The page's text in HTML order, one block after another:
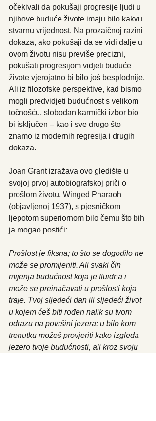
očekivali da pokušaji progresije ljudi u
njihove buduće živote imaju bilo kakvu
stvarnu vrijednost. Na prozaičnoj razini
dokaza, ako pokušaji da se vidi dalje u
ovom životu nisu previše precizni,
pokušati progresijom vidjeti buduće
živote vjerojatno bi bilo još besplodnije.
Ali iz filozofske perspektive, kad bismo
mogli predvidjeti budućnost s velikom
točnošću, slobodan karmički izbor bio
bi isključen – kao i sve drugo što
znamo iz modernih regresija i drugih
dokaza.
Joan Grant izražava ovo gledište u
svojoj prvoj autobiografskoj priči o
prošlom životu, Winged Pharaoh
(objavljenoj 1937), s pjesničkom
ljepotom superiornom bilo čemu što bih
ja mogao postići:
Prošlost je fiksna; to što se dogodilo ne
može se promijeniti. Ali svaki čin
mijenja budućnost koja je fluidna i
može se preinačavati u prošlosti koja
traje. Tvoj sljedeći dan ili sljedeći život
u kojem ćeš biti rođen nalik su tvom
odrazu na površini jezera: u bilo kom
trenutku možeš provjeriti kako izgleda
jezero tvoje budućnosti, ali kroz svoju